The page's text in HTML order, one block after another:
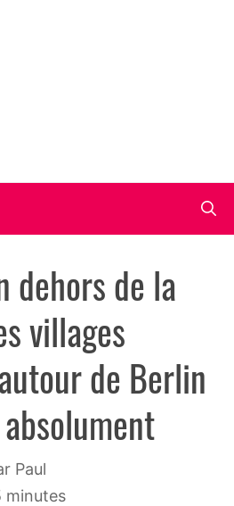
dehors de la
villages
de Berlin
Paul
minutes